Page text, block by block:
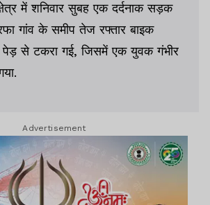
में शनिवार सुबह एक दर्दनाक सड़क
गांव के समीप तेज रफ्तार बाइक
पेड़ से टकरा गई, जिसमें एक युवक गंभीर
Advertisement